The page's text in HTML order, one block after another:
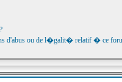
d'abus ou de l�galit� relatif � ce